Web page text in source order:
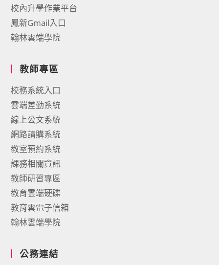
校內升學作業平台
鳳新Gmail入口
翰林雲端學院
教師專區
校務系統入口
雲端差勤系統
線上公文系統
網路請購系統
教室預約系統
課務相關資訊
教師研習專區
教育雲端硬碟
教育雲電子信箱
翰林雲端學院
公務連結